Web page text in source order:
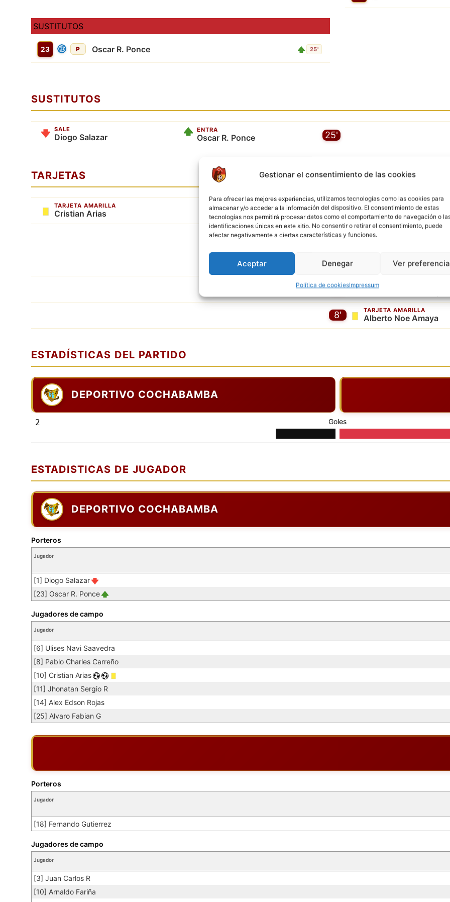
Gestionar el consentimiento de las cookies
Para ofrecer las mejores experiencias, utilizamos tecnologías como las cookies para
almacenar y/o acceder a la información del dispositivo. El consentimiento de estas
tecnologías nos permitirá procesar datos como el comportamiento de navegación o
identificaciones únicas en este sitio. No consentir o retirar el consentimiento, puede
afectar negativamente a ciertas características y funciones.
Aceptar Denegar Ver
Política de cookiesImpressum
SUSTITUTOS
23 P Oscar R. Ponce 25'
SUSTITUTOS
SALE
Diogo Salazar
ENTRA
Oscar R. Ponce 25'
TARJETAS
TARJETA AMARILLA
Cristian Arias 3'
5' TARJETA AMARILLA
Carlos Manuel
6' Pedro Andres
7' TARJETA AMARILLA
Jose Antonio
8' TARJETA AMARILLA
Alberto Noe Amaya
ESTADÍSTICAS DEL PARTIDO
DEPORTIVO COCHABAMBA
2 Goles
ESTADISTICAS DE JUGADOR
DEPORTIVO COCHABAMBA
Jugador
[1] Diogo Salazar
[23] Oscar R. Ponce
Porteros
Jugador
[6] Ulises Navi Saavedra
[8] Pablo Charles Carreño
[10] Cristian Arias
[11] Jhonatan Sergio R
[14] Alex Edson Rojas
[25] Alvaro Fabian G
Jugadores de campo
Jugador
[18] Fernando Gutierrez
Porteros
Jugador
[3] Juan Carlos R
[10] Arnaldo Fariña
Jugadores de campo